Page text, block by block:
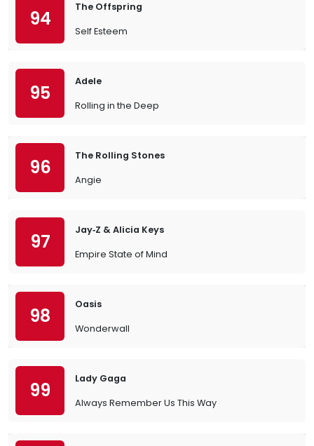
94
The Offspring
Self Esteem
95
Adele
Rolling in the Deep
96
The Rolling Stones
Angie
97
Jay‐Z & Alicia Keys
Empire State of Mind
98
Oasis
Wonderwall
99
Lady Gaga
Always Remember Us This Way